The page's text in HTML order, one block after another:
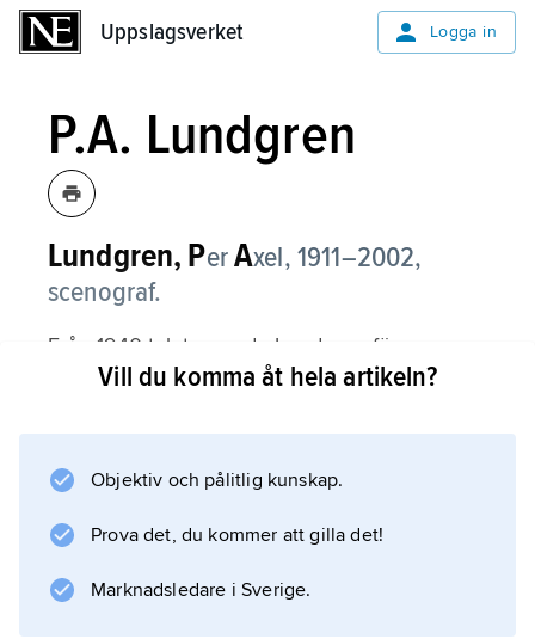
Uppslagsverket Logga in
P.A. Lundgren
Lundgren, PerAxel, 1911–2002,
scenograf.
Från 1940-talet svarade Lundgren för
scenografin i drygt hundratalet svenska filmer,
Bergman-produktioner, t.ex. ”Sommaren med
(1955), ”Jungfrukällan” (1960) och ”Tystnaden”
Vill du komma åt hela artikeln?
Objektiv och pålitlig kunskap.
Prova det, du kommer att gilla det!
Marknadsledare i Sverige.